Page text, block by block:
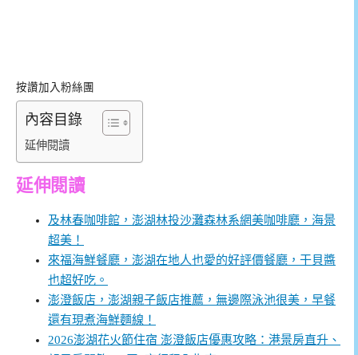
按讚加入粉絲團
內容目錄
延伸閱讀
延伸閱讀
及林春咖啡館，澎湖林投沙灘森林系網美咖啡廳，海景
超美！
來福海鮮餐廳，澎湖在地人也愛的好評價餐廳，干貝醬
也超好吃。
澎澄飯店，澎湖親子飯店推薦，無邊際泳池很美，早餐
還有現煮海鮮麵線！
2026澎湖花火節住宿 澎澄飯店優惠攻略：港景房直升、